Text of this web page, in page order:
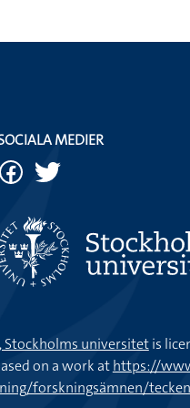
MEDIER
universitetis
on a work athttps://
forskningsämnen/